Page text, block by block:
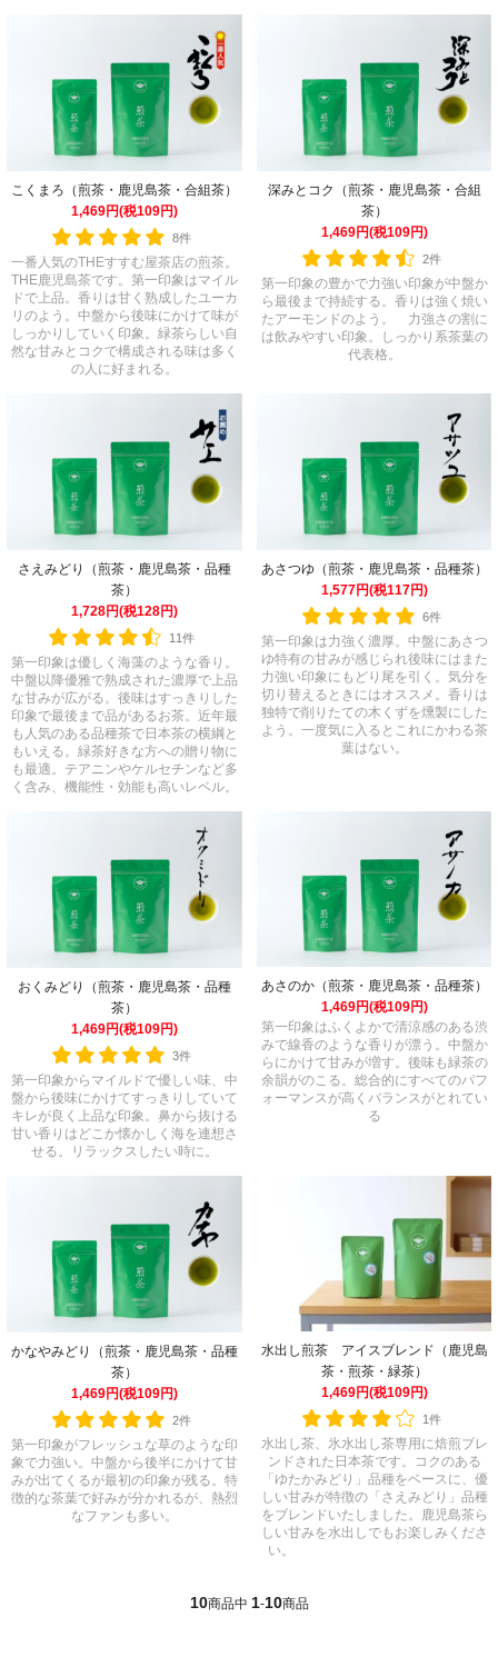
こくまろ（煎茶・鹿児島茶・合組茶）
1,469円(税109円)
8件
一番人気のTHEすすむ屋茶店の煎茶。
THE鹿児島茶です。第一印象はマイル
ドで上品。香りは甘く熟成したユーカ
リのよう。中盤から後味にかけて味が
しっかりしていく印象。緑茶らしい自
然な甘みとコクで構成される味は多く
の人に好まれる。
深みとコク（煎茶・鹿児島茶・合組
茶）
1,469円(税109円)
2件
第一印象の豊かで力強い印象が中盤か
ら最後まで持続する。香りは強く焼い
たアーモンドのよう。 力強さの割に
は飲みやすい印象。しっかり系茶葉の
代表格。
さえみどり（煎茶・鹿児島茶・品種
茶）
1,728円(税128円)
11件
第一印象は優しく海藻のような香り。
中盤以降優雅で熟成された濃厚で上品
な甘みが広がる。後味はすっきりした
印象で最後まで品があるお茶。近年最
も人気のある品種茶で日本茶の横綱と
もいえる。緑茶好きな方への贈り物に
も最適。テアニンやケルセチンなど多
く含み、機能性・効能も高いレベル。
あさつゆ（煎茶・鹿児島茶・品種茶）
1,577円(税117円)
6件
第一印象は力強く濃厚。中盤にあさつ
ゆ特有の甘みが感じられ後味にはまた
力強い印象にもどり尾を引く。気分を
切り替えるときにはオススメ。香りは
独特で削りたての木くずを燻製にした
よう。一度気に入るとこれにかわる茶
葉はない。
おくみどり（煎茶・鹿児島茶・品種
茶）
1,469円(税109円)
3件
第一印象からマイルドで優しい味、中
盤から後味にかけてすっきりしていて
キレが良く上品な印象。鼻から抜ける
甘い香りはどこか懐かしく海を連想さ
せる。リラックスしたい時に。
あさのか（煎茶・鹿児島茶・品種茶）
1,469円(税109円)
第一印象はふくよかで清涼感のある渋
みで線香のような香りが漂う。中盤か
らにかけて甘みが増す。後味も緑茶の
余韻がのこる。総合的にすべてのパフ
ォーマンスが高くバランスがとれてい
る
かなやみどり（煎茶・鹿児島茶・品種
茶）
1,469円(税109円)
2件
第一印象がフレッシュな草のような印
象で力強い。中盤から後半にかけて甘
みが出てくるが最初の印象が残る。特
徴的な茶葉で好みが分かれるが、熱烈
なファンも多い。
水出し煎茶 アイスブレンド（鹿児島
茶・煎茶・緑茶）
1,469円(税109円)
1件
水出し茶、氷水出し茶専用に焙煎ブレ
ンドされた日本茶です。コクのある
「ゆたかみどり」品種をベースに、優
しい甘みが特徴の「さえみどり」品種
をブレンドいたしました。鹿児島茶ら
しい甘みを水出しでもお楽しみくださ
い。
10商品中 1-10商品